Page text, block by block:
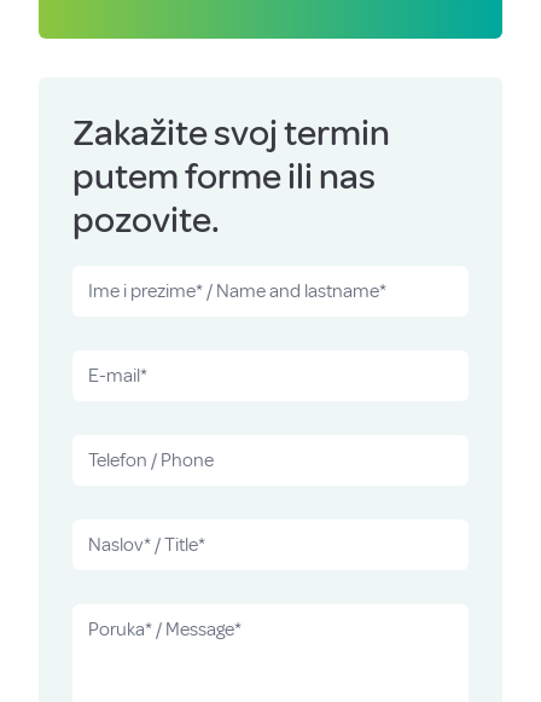
Zakažite svoj termin
putem forme ili nas
pozovite.